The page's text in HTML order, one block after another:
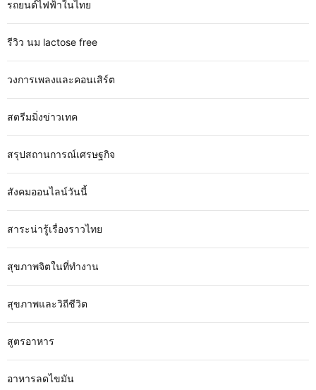
รถยนต์ไฟฟ้าในไทย
รีวิว นม lactose free
วงการเพลงและคอนเสิร์ต
สตรีมมิ่งข่าวเทค
สรุปสถานการณ์เศรษฐกิจ
สังคมออนไลน์วันนี้
สาระน่ารู้เรื่องราวไทย
สุขภาพจิตในที่ทำงาน
สุขภาพและวิถีชีวิต
สูตรอาหาร
อาหารลดไขมัน